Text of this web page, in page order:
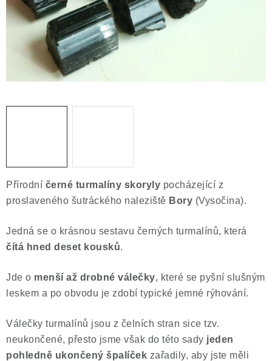
Obchodní podmínky
Podmínky ochrany osobních údajů
Poučení o právu na odstoupení od smlouvy
Puncovní značky
Výkup minerálů a drahých kamenů
Kontakt
Přírodní černé turmalíny skoryly pocházející z
proslaveného šutráckého naleziště Bory (Vysočina).
Jedná se o krásnou sestavu černých turmalínů, která
čítá hned deset kousků.
Jde o menší až drobné válečky, které se pyšní slušným
leskem a po obvodu je zdobí typické jemné rýhování.
Válečky turmalínů jsou z čelních stran sice tzv.
neukončené, přesto jsme však do této sady jeden
pohledně ukončený špalíček zařadily, aby jste měli